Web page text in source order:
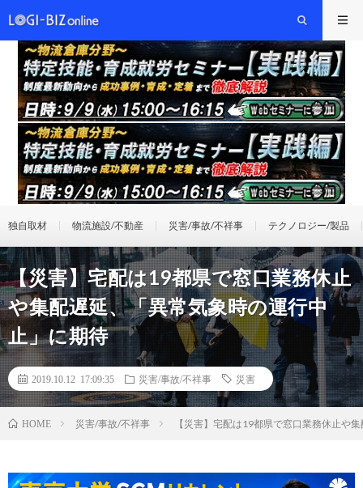
独自取材 物流施設/不動産 災害/事故/不祥事 テクノロジー/製品
【災害】宅配は19都県で窓口業務休止
や集配遅延、「異常気象時の運行中
止」に期待
2019.10.12 17:09:35 災害/事故/不祥事 災害
HOME 災害/事故/不祥事 【災害】宅配は19都県で窓口業務休止や